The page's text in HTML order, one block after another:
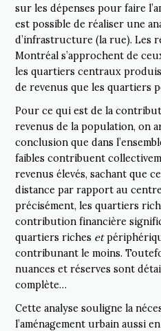
sur les dépenses pour faire
est possible de réaliser une
d’infrastructure (la rue). Les
Montréal s’approchent de
les quartiers centraux
de revenus que les quartiers
Pour ce qui est de la
revenus de la population, on
conclusion que dans
faibles contribuent
revenus élevés, sachant que
distance par rapport au
précisément, les quartiers
contribution financière
quartiers riches et
contribunant le moins.
nuances et réserves sont
complète…
Cette analyse souligne la
l’aménagement urbain aussi